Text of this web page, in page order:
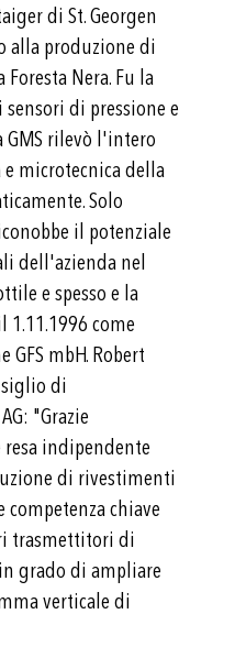
di St. Georgen
alla produzione di
Nera. Fu la
di pressione e
GMS rilevò l'intero
microtecnica della
Solo
il potenziale
dell'azienda nel
e spesso e la
come
mbH. Robert
di
"Grazie
indipendente
di rivestimenti
chiave
trasmettitori di
grado di ampliare
verticale di